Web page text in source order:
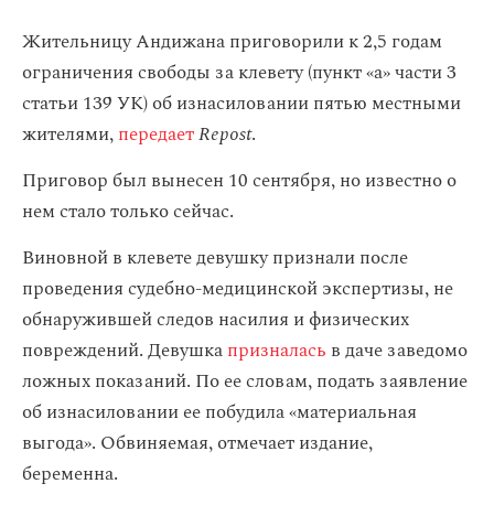
Жительницу Андижана приговорили к 2,5 годам
ограничения свободы за клевету (пункт «а» части 3
статьи 139 УК) об изнасиловании пятью местными
жителями,передаетRepost.
Приговор был вынесен 10 сентября, но известно о
нем стало только сейчас.
Виновной в клевете девушку признали после
проведения судебно-медицинской экспертизы, не
обнаружившей следов насилия и физических
повреждений. Девушкапризналась в даче заведомо
ложных показаний. По ее словам, подать заявление
об изнасиловании ее побудила «материальная
выгода». Обвиняемая, отмечает издание,
беременна.